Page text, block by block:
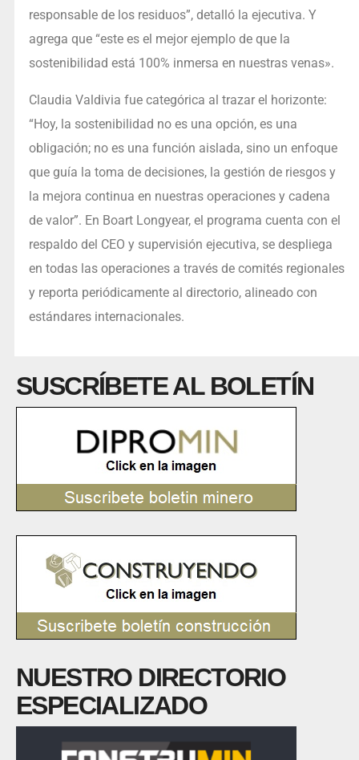
responsable de los residuos”, detalló la ejecutiva. Y
agrega que “este es el mejor ejemplo de que la
sostenibilidad está 100% inmersa en nuestras venas».
Claudia Valdivia fue categórica al trazar el horizonte:
“Hoy, la sostenibilidad no es una opción, es una
obligación; no es una función aislada, sino un enfoque
que guía la toma de decisiones, la gestión de riesgos y
la mejora continua en nuestras operaciones y cadena
de valor”. En Boart Longyear, el programa cuenta con el
respaldo del CEO y supervisión ejecutiva, se despliega
en todas las operaciones a través de comités regionales
y reporta periódicamente al directorio, alineado con
estándares internacionales.
SUSCRÍBETE AL BOLETÍN
NUESTRO DIRECTORIO
ESPECIALIZADO